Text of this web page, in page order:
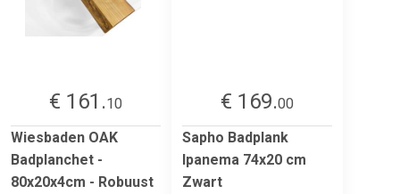
€ 161.10
Wiesbaden OAK
Badplanchet -
80x20x4cm - Robuust
€ 169.00
Sapho Badplank
Ipanema 74x20 cm
Zwart